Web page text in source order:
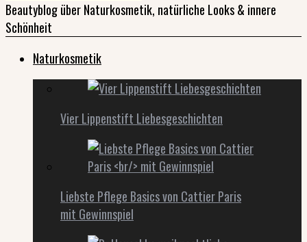
Beautyblog über Naturkosmetik, natürliche Looks & innere
Schönheit
Naturkosmetik
Vier Lippenstift Liebesgeschichten
Liebste Pflege Basics von Cattier Paris
mit Gewinnspiel